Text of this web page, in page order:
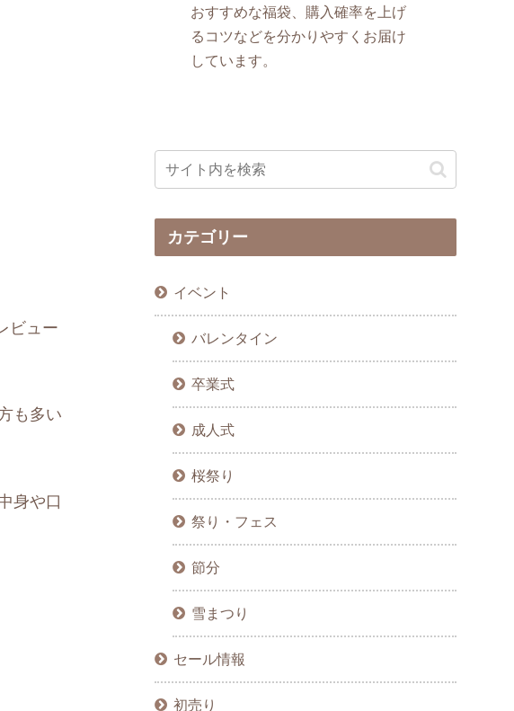
ビュー
も多い
身や口
おすすめな福袋、購入確率を上げ
るコツなどを分かりやすくお届け
しています。
カテゴリー
イベント
バレンタイン
卒業式
成人式
桜祭り
祭り・フェス
節分
雪まつり
セール情報
初売り